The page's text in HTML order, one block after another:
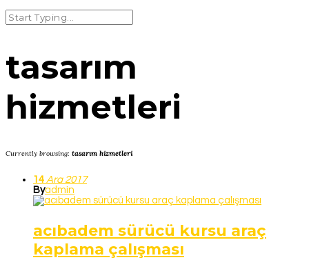
tasarım
hizmetleri
Currently browsing: tasarım hizmetleri
14 Ara 2017
Byadmin
acıbadem sürücü kursu araç
kaplama çalışması